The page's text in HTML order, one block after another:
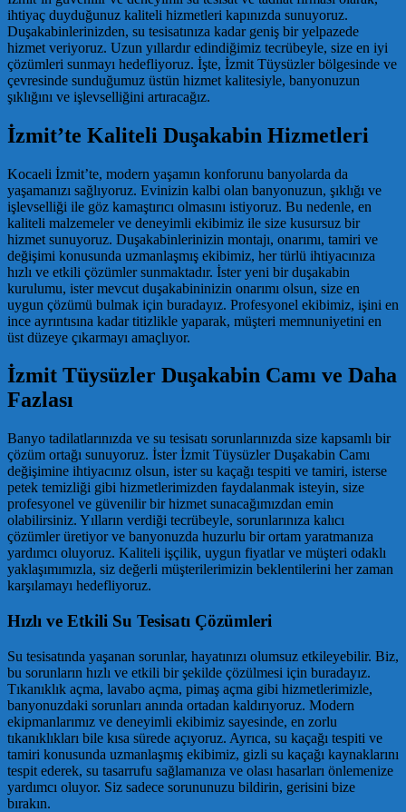
ihtiyaç duyduğunuz kaliteli hizmetleri kapınızda sunuyoruz.
Duşakabinlerinizden, su tesisatınıza kadar geniş bir yelpazede
hizmet veriyoruz. Uzun yıllardır edindiğimiz tecrübeyle, size en iyi
çözümleri sunmayı hedefliyoruz. İşte, İzmit Tüysüzler bölgesinde ve
çevresinde sunduğumuz üstün hizmet kalitesiyle, banyonuzun
şıklığını ve işlevselliğini artıracağız.
İzmit’te Kaliteli Duşakabin Hizmetleri
Kocaeli İzmit’te, modern yaşamın konforunu banyolarda da
yaşamanızı sağlıyoruz. Evinizin kalbi olan banyonuzun, şıklığı ve
işlevselliği ile göz kamaştırıcı olmasını istiyoruz. Bu nedenle, en
kaliteli malzemeler ve deneyimli ekibimiz ile size kusursuz bir
hizmet sunuyoruz. Duşakabinlerinizin montajı, onarımı, tamiri ve
değişimi konusunda uzmanlaşmış ekibimiz, her türlü ihtiyacınıza
hızlı ve etkili çözümler sunmaktadır. İster yeni bir duşakabin
kurulumu, ister mevcut duşakabininizin onarımı olsun, size en
uygun çözümü bulmak için buradayız. Profesyonel ekibimiz, işini en
ince ayrıntısına kadar titizlikle yaparak, müşteri memnuniyetini en
üst düzeye çıkarmayı amaçlıyor.
İzmit Tüysüzler Duşakabin Camı ve Daha
Fazlası
Banyo tadilatlarınızda ve su tesisatı sorunlarınızda size kapsamlı bir
çözüm ortağı sunuyoruz. İster İzmit Tüysüzler Duşakabin Camı
değişimine ihtiyacınız olsun, ister su kaçağı tespiti ve tamiri, isterse
petek temizliği gibi hizmetlerimizden faydalanmak isteyin, size
profesyonel ve güvenilir bir hizmet sunacağımızdan emin
olabilirsiniz. Yılların verdiği tecrübeyle, sorunlarınıza kalıcı
çözümler üretiyor ve banyonuzda huzurlu bir ortam yaratmanıza
yardımcı oluyoruz. Kaliteli işçilik, uygun fiyatlar ve müşteri odaklı
yaklaşımımızla, siz değerli müşterilerimizin beklentilerini her zaman
karşılamayı hedefliyoruz.
Hızlı ve Etkili Su Tesisatı Çözümleri
Su tesisatında yaşanan sorunlar, hayatınızı olumsuz etkileyebilir. Biz,
bu sorunların hızlı ve etkili bir şekilde çözülmesi için buradayız.
Tıkanıklık açma, lavabo açma, pimaş açma gibi hizmetlerimizle,
banyonuzdaki sorunları anında ortadan kaldırıyoruz. Modern
ekipmanlarımız ve deneyimli ekibimiz sayesinde, en zorlu
tıkanıklıkları bile kısa sürede açıyoruz. Ayrıca, su kaçağı tespiti ve
tamiri konusunda uzmanlaşmış ekibimiz, gizli su kaçağı kaynaklarını
tespit ederek, su tasarrufu sağlamanıza ve olası hasarları önlemenize
yardımcı oluyor. Siz sadece sorununuzu bildirin, gerisini bize
bırakın.